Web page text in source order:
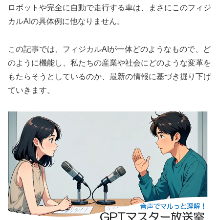
ロボットや完全に自動で走行する車は、まさにこのフィジ
カルAIの具体例に他なりません。
この記事では、フィジカルAIが一体どのようなもので、ど
のように機能し、私たちの産業や社会にどのような変革を
もたらそうとしているのか、最新の情報に基づき掘り下げ
ていきます。